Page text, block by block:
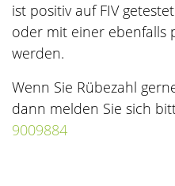
ist positiv auf FIV
oder mit einer ebenfalls
werden.
Wenn Sie Rübezahl
dann melden Sie sich
9009884